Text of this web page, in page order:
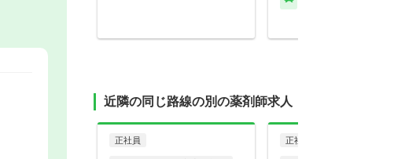
近隣の同じ路線の別の薬剤師求人
正社員 正社員